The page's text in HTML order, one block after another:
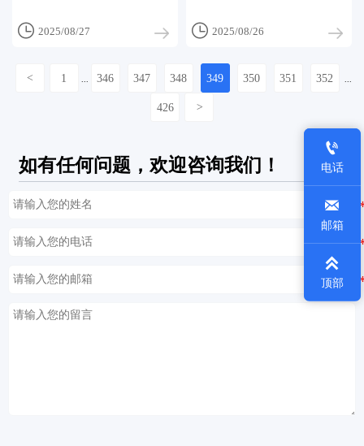
 2025/08/27  2025/08/26
< 1 346 347 348 349 350 351 352
426 >
如有任何问题，欢迎咨询我们！

电话

邮箱

顶部